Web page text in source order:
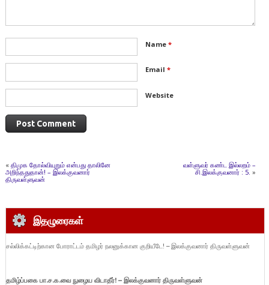
Name *
Email *
Website
« திமுக தோல்வியுறும் என்பது தாலினே
அறிந்ததுதான்! – இலக்குவனார்
திருவள்ளுவன்
வள்ளுவர் கண்ட இல்லறம் –
சி.இலக்குவனார் : 5. »
இதழுரைகள்
சல்லிக்கட்டிற்கான போராட்டம் தமிழர் நலனுக்கான குறியீடே! – இலக்குவனார் திருவள்ளுவன்
தமிழ்ப்பகை பா.ச.க.வை நுழைய விடாதீர்! – இலக்குவனார் திருவள்ளுவன்